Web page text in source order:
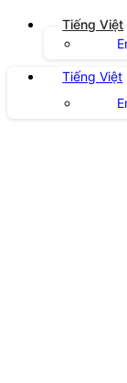
Tiếng Việt
Tiếng Việt